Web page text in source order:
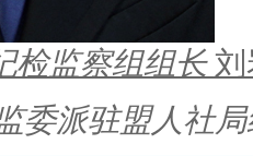
检监察组组长
委派驻盟人社